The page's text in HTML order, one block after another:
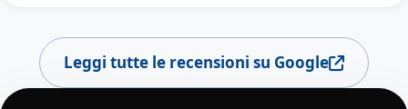
Leggi tutte le recensioni su Google